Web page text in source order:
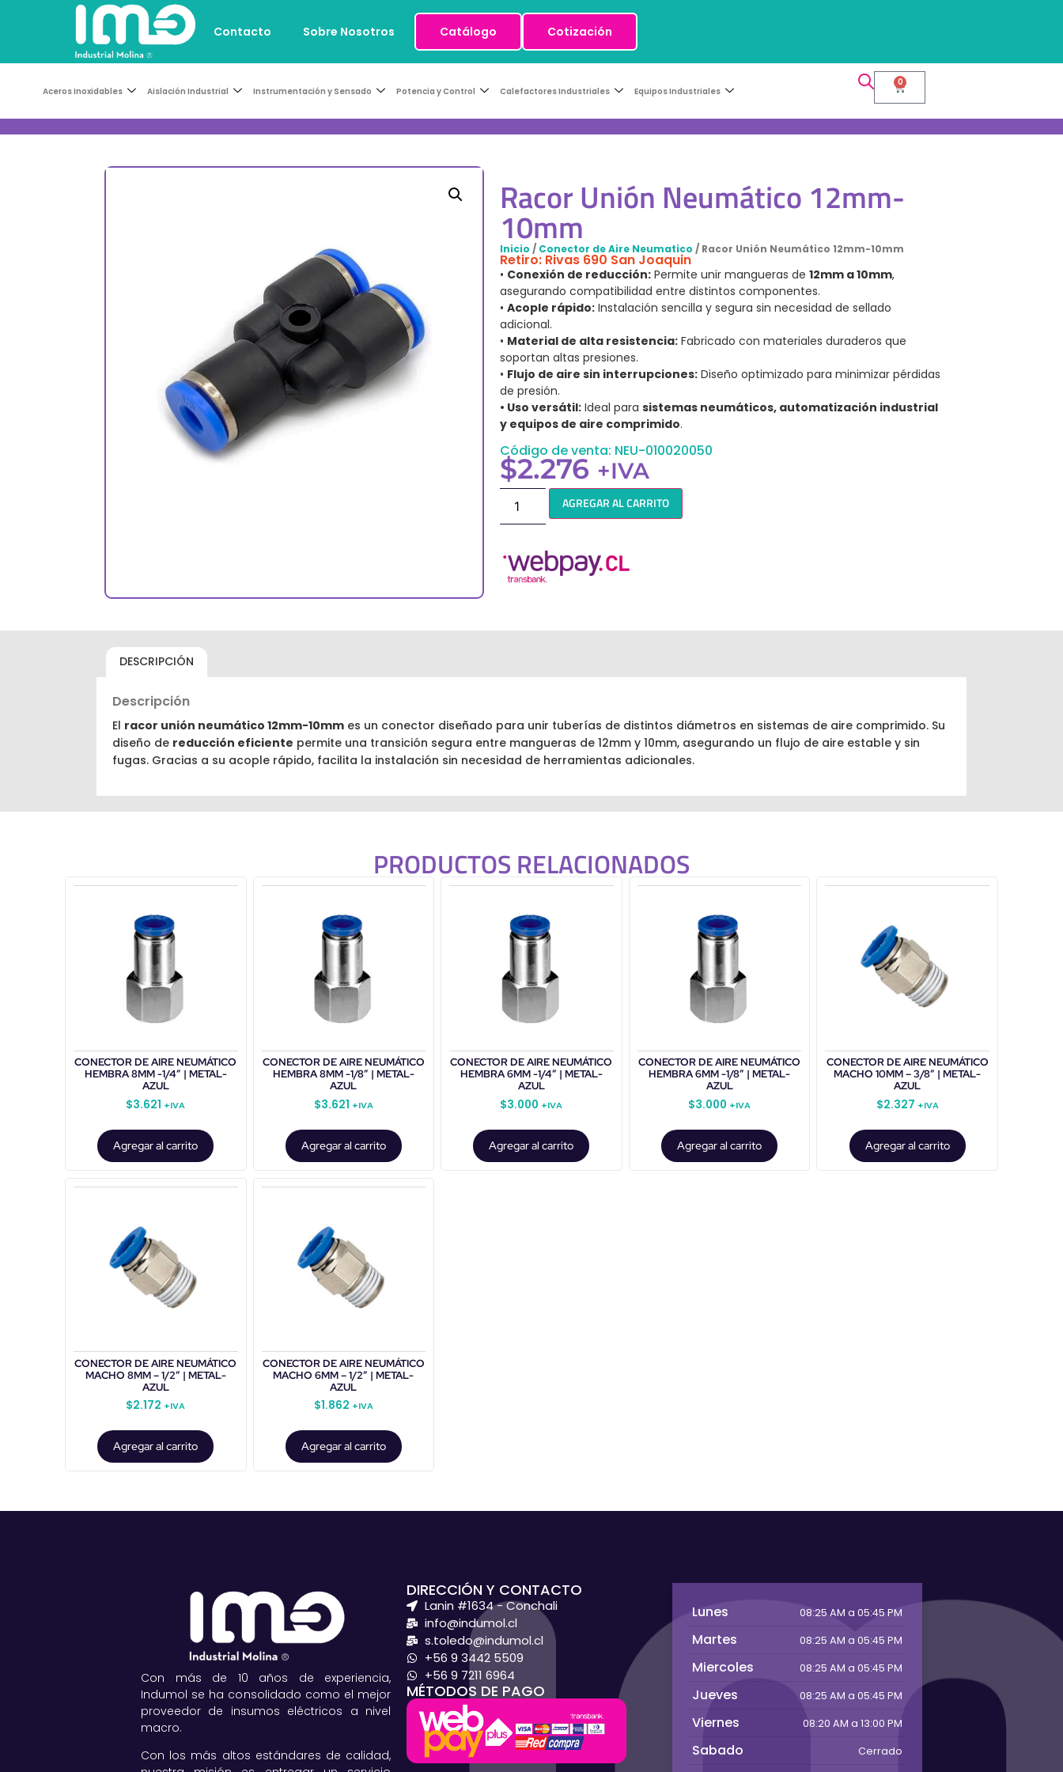
Contacto Sobre Nosotros Catálogo Cotización
Aceros Inoxidables Aislación Industrial Instrumentación y Sensado Potencia y Control Calefactores Industriales Equipos Industriales
0
Racor Unión Neumático 12mm-
10mm
Inicio / Conector de Aire Neumatico / Racor Unión Neumático 12mm-10mm
Retiro: Rivas 690 San Joaquin
• Conexión de reducción: Permite unir mangueras de 12mm a 10mm,
asegurando compatibilidad entre distintos componentes.
• Acople rápido: Instalación sencilla y segura sin necesidad de sellado
adicional.
• Material de alta resistencia: Fabricado con materiales duraderos que
soportan altas presiones.
• Flujo de aire sin interrupciones: Diseño optimizado para minimizar pérdidas
de presión.
• Uso versátil: Ideal para sistemas neumáticos, automatización industrial
y equipos de aire comprimido.
Código de venta: NEU-010020050
$2.276 +IVA
AGREGAR AL CARRITO
DESCRIPCIÓN
Descripción
El racor unión neumático 12mm-10mm es un conector diseñado para unir tuberías de distintos diámetros en sistemas de aire comprimido. Su
diseño de reducción eficiente permite una transición segura entre mangueras de 12mm y 10mm, asegurando un flujo de aire estable y sin
fugas. Gracias a su acople rápido, facilita la instalación sin necesidad de herramientas adicionales.
PRODUCTOS RELACIONADOS
CONECTOR DE AIRE NEUMÁTICO
HEMBRA 8MM -1/4″ | METAL-
AZUL
$3.621 +IVA
Agregar al carrito
CONECTOR DE AIRE NEUMÁTICO
HEMBRA 8MM -1/8″ | METAL-
AZUL
$3.621 +IVA
Agregar al carrito
CONECTOR DE AIRE NEUMÁTICO
HEMBRA 6MM -1/4″ | METAL-
AZUL
$3.000 +IVA
Agregar al carrito
CONECTOR DE AIRE NEUMÁTICO
HEMBRA 6MM -1/8″ | METAL-
AZUL
$3.000 +IVA
Agregar al carrito
CONECTOR DE AIRE NEUMÁTICO
MACHO 10MM – 3/8″ | METAL-
AZUL
$2.327 +IVA
Agregar al carrito
CONECTOR DE AIRE NEUMÁTICO
MACHO 8MM – 1/2″ | METAL-
AZUL
$2.172 +IVA
Agregar al carrito
CONECTOR DE AIRE NEUMÁTICO
MACHO 6MM – 1/2″ | METAL-
AZUL
$1.862 +IVA
Agregar al carrito
Con más de 10 años de experiencia,
Indumol se ha consolidado como el mejor
proveedor de insumos eléctricos a nivel
macro.
Con los más altos estándares de calidad,
DIRECCIÓN Y CONTACTO
Lanin #1634 - Conchali
info@indumol.cl
s.toledo@indumol.cl
+56 9 3442 5509
+56 9 7211 6964
MÉTODOS DE PAGO
Lunes 08:25 AM a 05:45 PM
Martes 08:25 AM a 05:45 PM
Miercoles 08:25 AM a 05:45 PM
Jueves 08:25 AM a 05:45 PM
Viernes 08:20 AM a 13:00 PM
Sabado Cerrado